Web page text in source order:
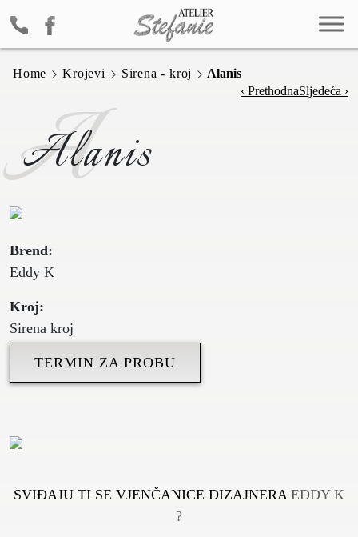
Home Krojevi Sirena - kroj
Alanis
‹ PrethodnaSljedeća ›
A
Alanis
Brend:
Eddy K
Kroj:
Sirena kroj
TERMIN ZA PROBU
SVIĐAJU TI SE VJENČANICE DIZAJNERA EDDY K
?